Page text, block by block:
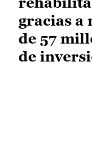
gracias a
de 57
de